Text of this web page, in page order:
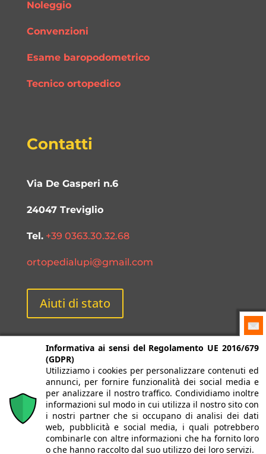
Noleggio
Convenzioni
Esame baropodometrico
Tecnico ortopedico
Contatti
Via De Gasperi n.6
24047 Treviglio
Tel. +39 0363.30.32.68
ortopedialupi@gmail.com
Aiuti di stato
© 2026 Ortopedia Lupi Treviglio è un'attività di
proprietà di Medical Farma srl | Sede Legale: Via
Ponchielli 2 24125 Bergamo
P.Iva 01972910168 | Sede operativa: Via De
Gasperi 6 - 24047 Treviglio (BG)
Informativa ai sensi del Regolamento UE 2016/679
(GDPR)
Utilizziamo i cookies per personalizzare contenuti ed
annunci, per fornire funzionalità dei social media e
per analizzare il nostro traffico. Condividiamo inoltre
informazioni sul modo in cui utilizza il nostro sito con
i nostri partner che si occupano di analisi dei dati
web, pubblicità e social media, i quali potrebbero
combinarle con altre informazioni che ha fornito loro
o che hanno raccolto dal suo utilizzo dei loro servizi.